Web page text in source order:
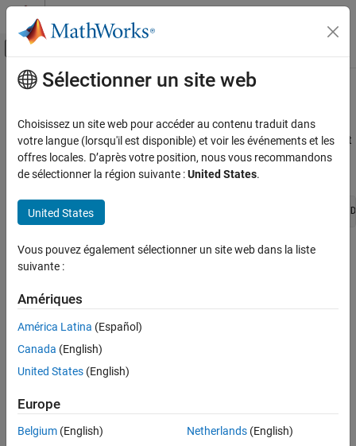
Passer au contenu
Activer/désactiver l'affichage du menu
Accueil de la documentation
Block and Blockset Authoring
Author Block Algorithms
Author Blocks Using C/C++
Configure C/C++ S-Function Features
ssGetBusElementOffset
ON THIS PAGE
Arguments
Returns
Description
See Also
Contenu principal
ssGetBusElementOffset
Get the offset from the start of the bus data type to a bus element
Syntax
int_T ssGetBusElementOffset(SimStruct* S, int_T
Arguments
SimStruct that represents an
busTypeID
The bus data type identifier that represents the bus signal
The zero-based bus element index
Returns
Sélectionner un site web
Choisissez un site web pour accéder au contenu traduit dans
votre langue (lorsqu'il est disponible) et voir les événements et les
offres locales. D’après votre position, nous vous recommandons
de sélectionner la région suivante :United States.
United States
Vous pouvez également sélectionner un site web dans la liste
suivante :
Amériques
América Latina (Español)
Canada (English)
United States (English)
Europe
Belgium (English)
Netherlands(English)